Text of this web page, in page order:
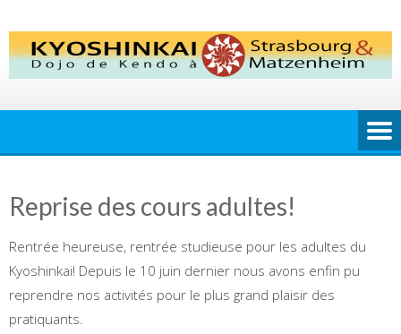
to
content
Reprise des cours adultes!
Rentrée heureuse, rentrée studieuse pour les adultes du
Kyoshinkai! Depuis le 10 juin dernier nous avons enfin pu
reprendre nos activités pour le plus grand plaisir des
pratiquants.